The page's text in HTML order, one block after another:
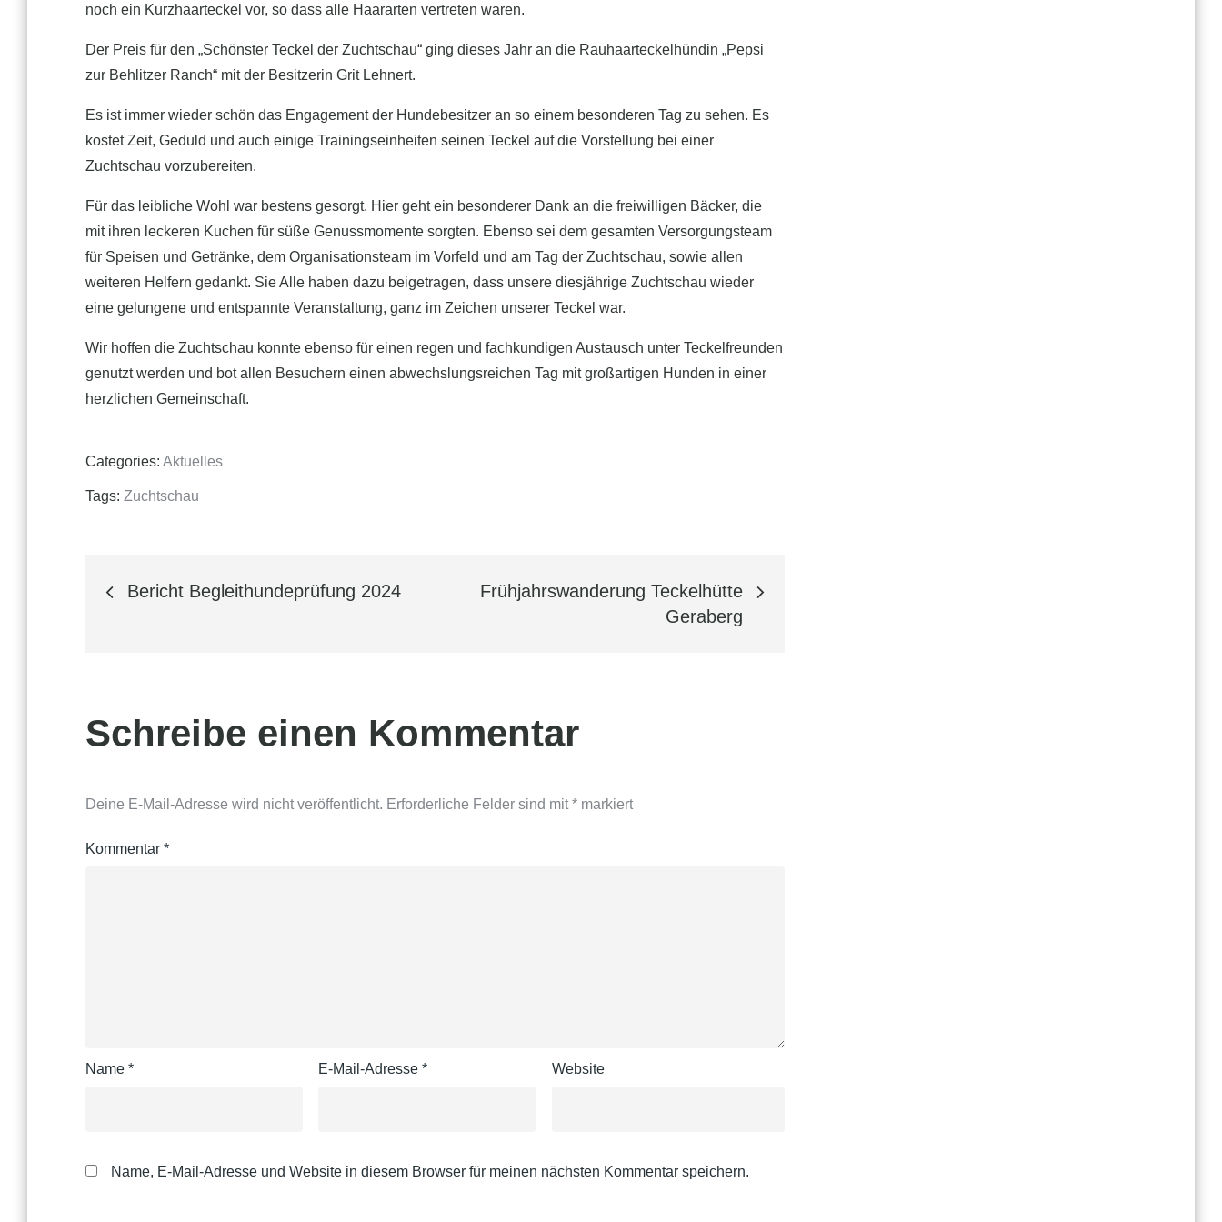
noch ein Kurzhaarteckel vor, so dass alle Haararten vertreten waren.
Der Preis für den „Schönster Teckel der Zuchtschau“ ging dieses Jahr an die Rauhaarteckelhündin „Pepsi
zur Behlitzer Ranch“ mit der Besitzerin Grit Lehnert.
Es ist immer wieder schön das Engagement der Hundebesitzer an so einem besonderen Tag zu sehen. Es
kostet Zeit, Geduld und auch einige Trainingseinheiten seinen Teckel auf die Vorstellung bei einer
Zuchtschau vorzubereiten.
Für das leibliche Wohl war bestens gesorgt. Hier geht ein besonderer Dank an die freiwilligen Bäcker, die
mit ihren leckeren Kuchen für süße Genussmomente sorgten. Ebenso sei dem gesamten Versorgungsteam
für Speisen und Getränke, dem Organisationsteam im Vorfeld und am Tag der Zuchtschau, sowie allen
weiteren Helfern gedankt. Sie Alle haben dazu beigetragen, dass unsere diesjährige Zuchtschau wieder
eine gelungene und entspannte Veranstaltung, ganz im Zeichen unserer Teckel war.
Wir hoffen die Zuchtschau konnte ebenso für einen regen und fachkundigen Austausch unter Teckelfreunden
genutzt werden und bot allen Besuchern einen abwechslungsreichen Tag mit großartigen Hunden in einer
herzlichen Gemeinschaft.
Categories:Aktuelles
Tags:Zuchtschau
Beitragsnavigation
Bericht Begleithundeprüfung 2024
Frühjahrswanderung Teckelhütte
Geraberg
Schreibe einen Kommentar
Deine E-Mail-Adresse wird nicht veröffentlicht. Erforderliche Felder sind mit* markiert
Kommentar*
Name* E-Mail-Adresse* Website
Name, E-Mail-Adresse und Website in diesem Browser für meinen nächsten Kommentar speichern.